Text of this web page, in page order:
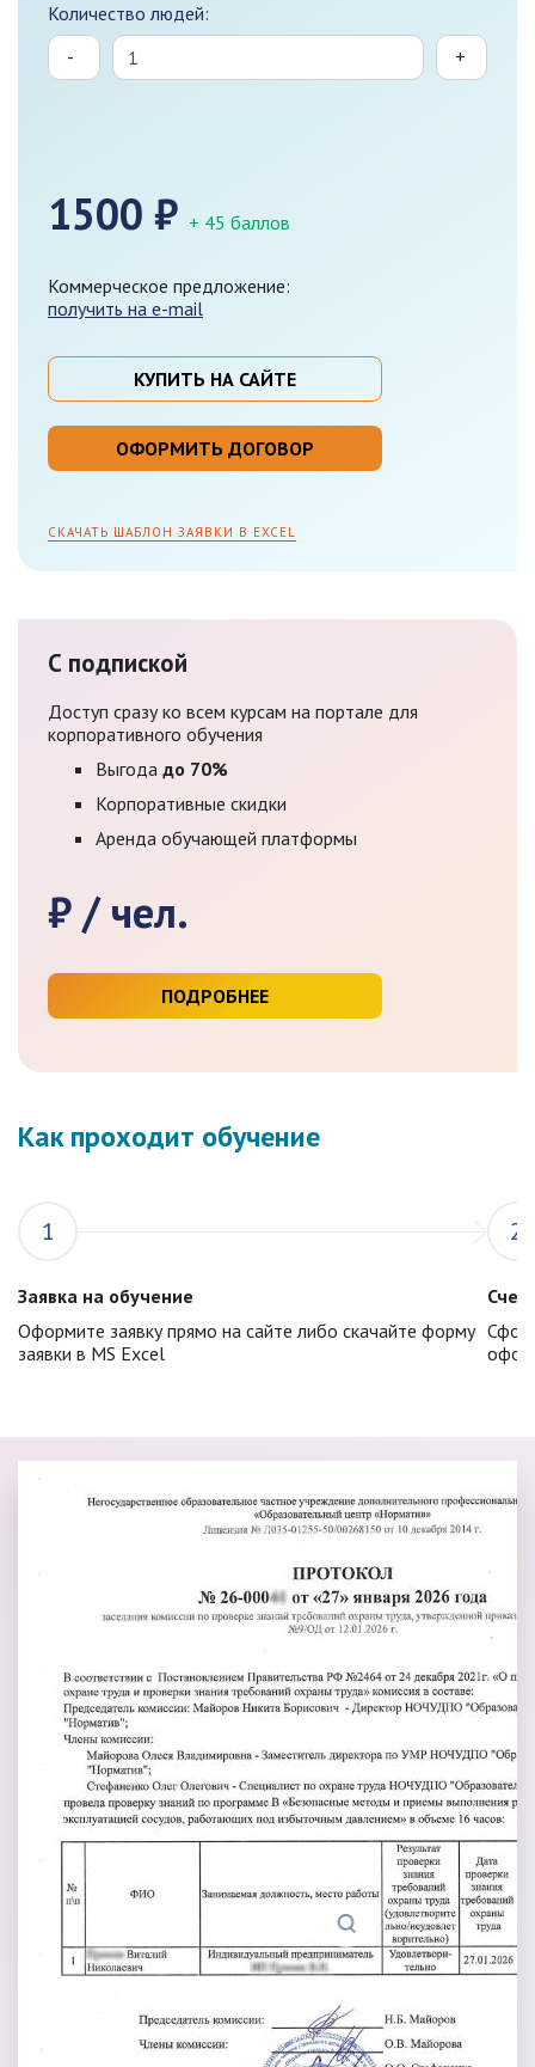
Количество людей:
-
+
1500 ₽ + 45 баллов
Коммерческое предложение:
получить на e-mail
КУПИТЬ НА САЙТЕ
ОФОРМИТЬ ДОГОВОР
СКАЧАТЬ ШАБЛОН ЗАЯВКИ В EXCEL
С подпиской
Доступ сразу ко всем курсам на портале для
корпоративного обучения
Выгода до 70%
Корпоративные скидки
Аренда обучающей платформы
₽ / чел.
ПОДРОБНЕЕ
Как проходит обучение
1
Заявка на обучение
Оформите заявку прямо на сайте либо скачайте форму
заявки в MS Excel
2
Счет